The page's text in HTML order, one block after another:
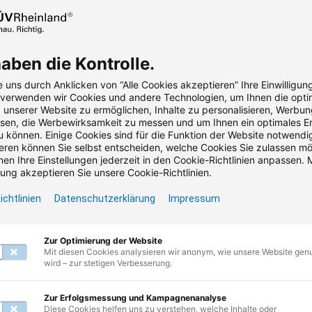
Sie die Vielfalt Ihrer Möglichkeiten.
abonnieren & Vorteile
& Branchennews • Kostenlose Webinare • Praktische
die Kontrolle.
uns durch Anklicken von “Alle Cookies akzeptieren” Ihre
wir Cookies und andere Technologien, um Ihnen die
Website zu ermöglichen, Inhalte zu personalisieren,
die Werbewirksamkeit zu messen und um Ihnen ein optimales
können. Einige Cookies sind für die Funktion der Website
können Sie selbst entscheiden, welche Cookies Sie zulassen
Ihre Einstellungen jederzeit in den Cookie-Richtlinien anpassen.
akzeptieren Sie unsere Cookie-Richtlinien.
Datenschutzerklärung Impressum
Zur Optimierung der Website
Mit diesen Cookies analysieren wir anonym, wie unsere Website
wird – zur stetigen Verbesserung.
Zur Erfolgsmessung und Kampagnenanalyse
Diese Cookies helfen uns zu verstehen, welche Inhalte oder